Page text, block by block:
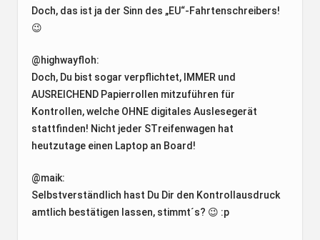
Doch, das ist ja der Sinn des „EU“-Fahrtenschreibers!
😉
@highwayfloh:
Doch, Du bist sogar verpflichtet, IMMER und
AUSREICHEND Papierrollen mitzuführen für
Kontrollen, welche OHNE digitales Auslesegerät
stattfinden! Nicht jeder STreifenwagen hat
heutzutage einen Laptop an Board!
@maik:
Selbstverständlich hast Du Dir den Kontrollausdruck
amtlich bestätigen lassen, stimmt´s? 😉 :p